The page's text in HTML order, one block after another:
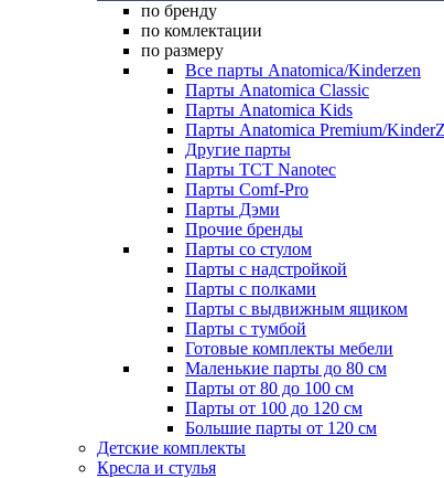
по бренду
по комлектации
по размеру
Все парты Anatomica/Kinderzen
Парты Anatomica Classic
Парты Anatomica Kids
Парты Anatomica Premium/
Другие парты
Парты TCT Nanotec
Парты Comf-Pro
Парты Дэми
Прочие бренды
Парты со стулом
Парты с надстройкой
Парты с полками
Парты с выдвижным ящиком
Парты с тумбой
Готовые комплекты мебели
Маленькие парты до 80 см
Парты от 80 до 100 см
Парты от 100 до 120 см
Большие парты от 120 см
Детские комплекты
Кресла и стулья